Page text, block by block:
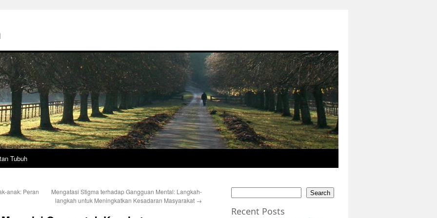
Tubuh
anak: Peran
Mengatasi Stigma terhadap Gangguan Mental: Langkah-
langkah untuk Meningkatkan Kesadaran Masyarakat →
Search
Recent Posts